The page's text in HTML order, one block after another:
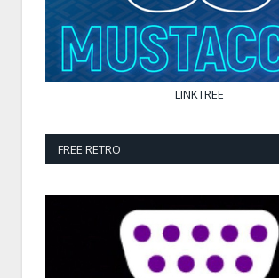
LINKTREE
FREE RETRO